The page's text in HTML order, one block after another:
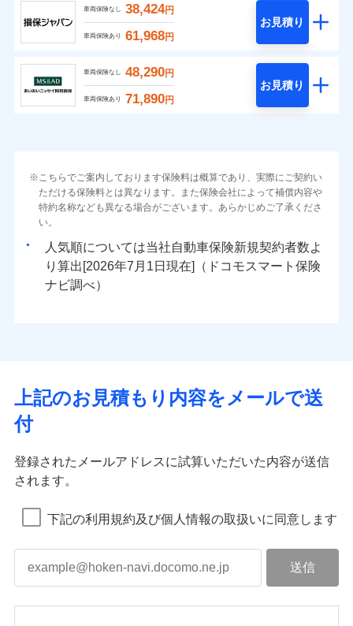
車両保険なし 38,424円
車両保険あり 61,968円
お見積り
車両保険なし 48,290円
車両保険あり 71,890円
お見積り
こちらでご案内しております保険料は概算であり、実際にご契約い
ただける保険料とは異なります。また保険会社によって補償内容や
特約名称なども異なる場合がございます。あらかじめご了承くださ
い。
人気順については当社
新規契約者数よ
り算出[
年 月
日現在]（ドコモスマート保険
ナビ調べ）
上記のお見積もり内容をメールで送
付
登録されたメールアドレスに試算いただいた内容が送信
されます。
下記の利用規約及び個人情報の取扱いに同意します